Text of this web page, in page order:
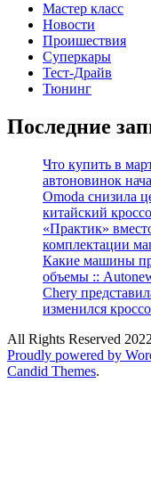
Мастер класс
Новости
Проишествия
Суперкары
Тест-Драйв
Тюнинг
Последние
Что купить в
автоновинок
Omoda снизила
китайский
«Практик»
комплектации
Какие машины
объемы ::
Chery
изменился
All Rights Reserved
Proudly powered by
Candid Themes.